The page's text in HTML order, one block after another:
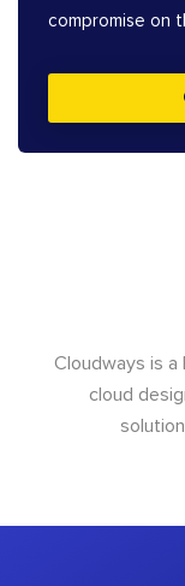
compromise on
Cloudways is a
cloud